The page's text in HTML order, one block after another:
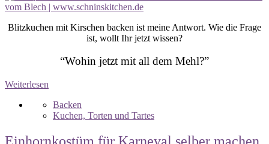
Blitzkuchen mit Kirschen backen ist meine Antwort. Wie die Frage
ist, wollt Ihr jetzt wissen?
“Wohin jetzt mit all dem Mehl?”
Weiterlesen
Backen
Kuchen, Torten und Tartes